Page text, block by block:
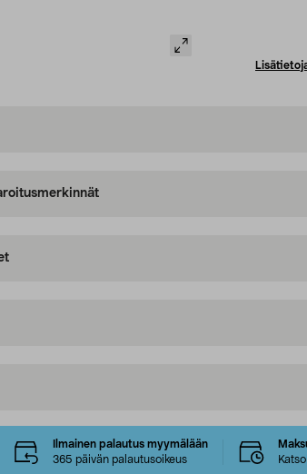
Ilmainen palautus myymälään
365 päivän palautusoikeus